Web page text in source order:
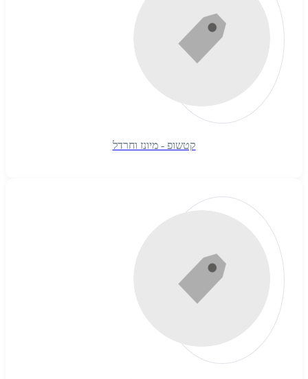
קטשופ - מיונז וחרדל